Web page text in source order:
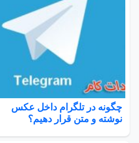
چگونه در تلگرام داخل عکس
نوشته و متن قرار دهیم؟